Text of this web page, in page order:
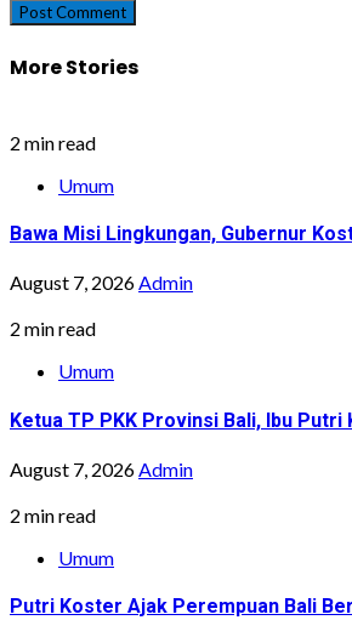
More Stories
2 min read
Umum
Bawa Misi Lingkungan, Gubernur
August 7, 2026Admin
2 min read
Umum
Ketua TP PKK Provinsi Bali, Ibu
August 7, 2026Admin
2 min read
Umum
Putri Koster Ajak Perempuan Bali